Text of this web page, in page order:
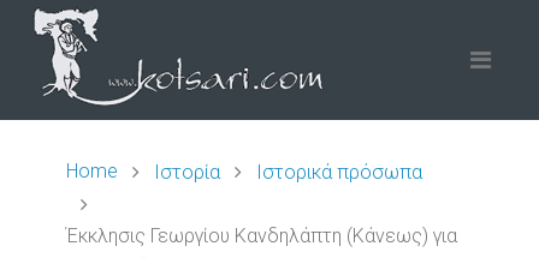
Home Ιστορία Ιστορικά πρόσωπα
Έκκλησις Γεωργίου Κανδηλάπτη (Κάνεως) για